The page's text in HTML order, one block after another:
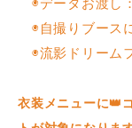
◉データお渡し
◉自撮りブース
◉流影ドリーム
衣装メニューに👑